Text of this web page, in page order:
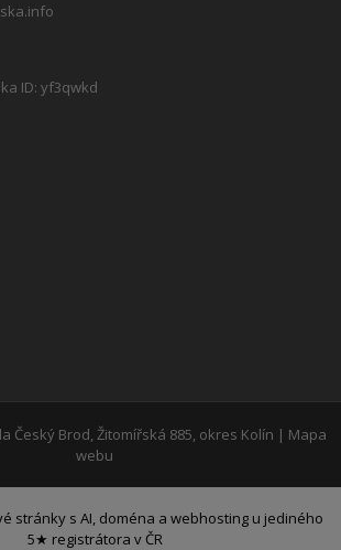
ID: yf3qwkd
Český Brod, Žitomířská 885, okres Kolín | Mapa
webu
stránky s AI, doména a webhosting u jediného
5★ registrátora v ČR